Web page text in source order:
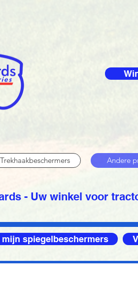
Trekhaakbeschermers Andere
- Uw winkel voor
mijn spiegelbeschermers